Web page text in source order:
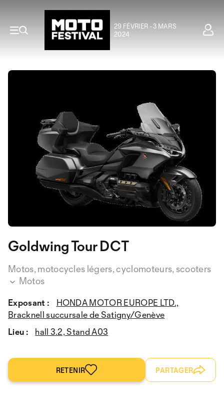
29 FÉVRIER - 3 MARS
2024
Goldwing Tour DCT
Motos, motocycles légers, cyclomoteurs, scooters
Motos
Exposant :
HONDA MOTOR EUROPE LTD.,
Bracknell succursale de Satigny/Genève
Lieu :
hall 3.2, Stand A03
RETENIR PARTAGER